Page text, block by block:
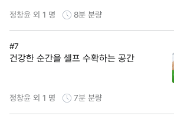
정창윤 외 1 명 8분 분량
#7
건강한 순간을 셀프 수확하는 공간
정창윤 외 1 명 7분 분량